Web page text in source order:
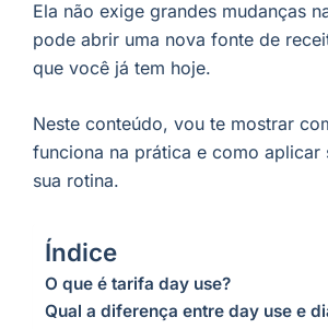
Ela não exige grandes mudanças
pode abrir uma nova fonte de
que você já tem hoje.
Neste conteúdo, vou te mostrar
funciona na prática e como aplicar
sua rotina.
Índice
O que é tarifa day use?
Qual a diferença entre day use e